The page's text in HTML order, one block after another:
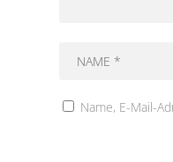
Name, E-Mail-